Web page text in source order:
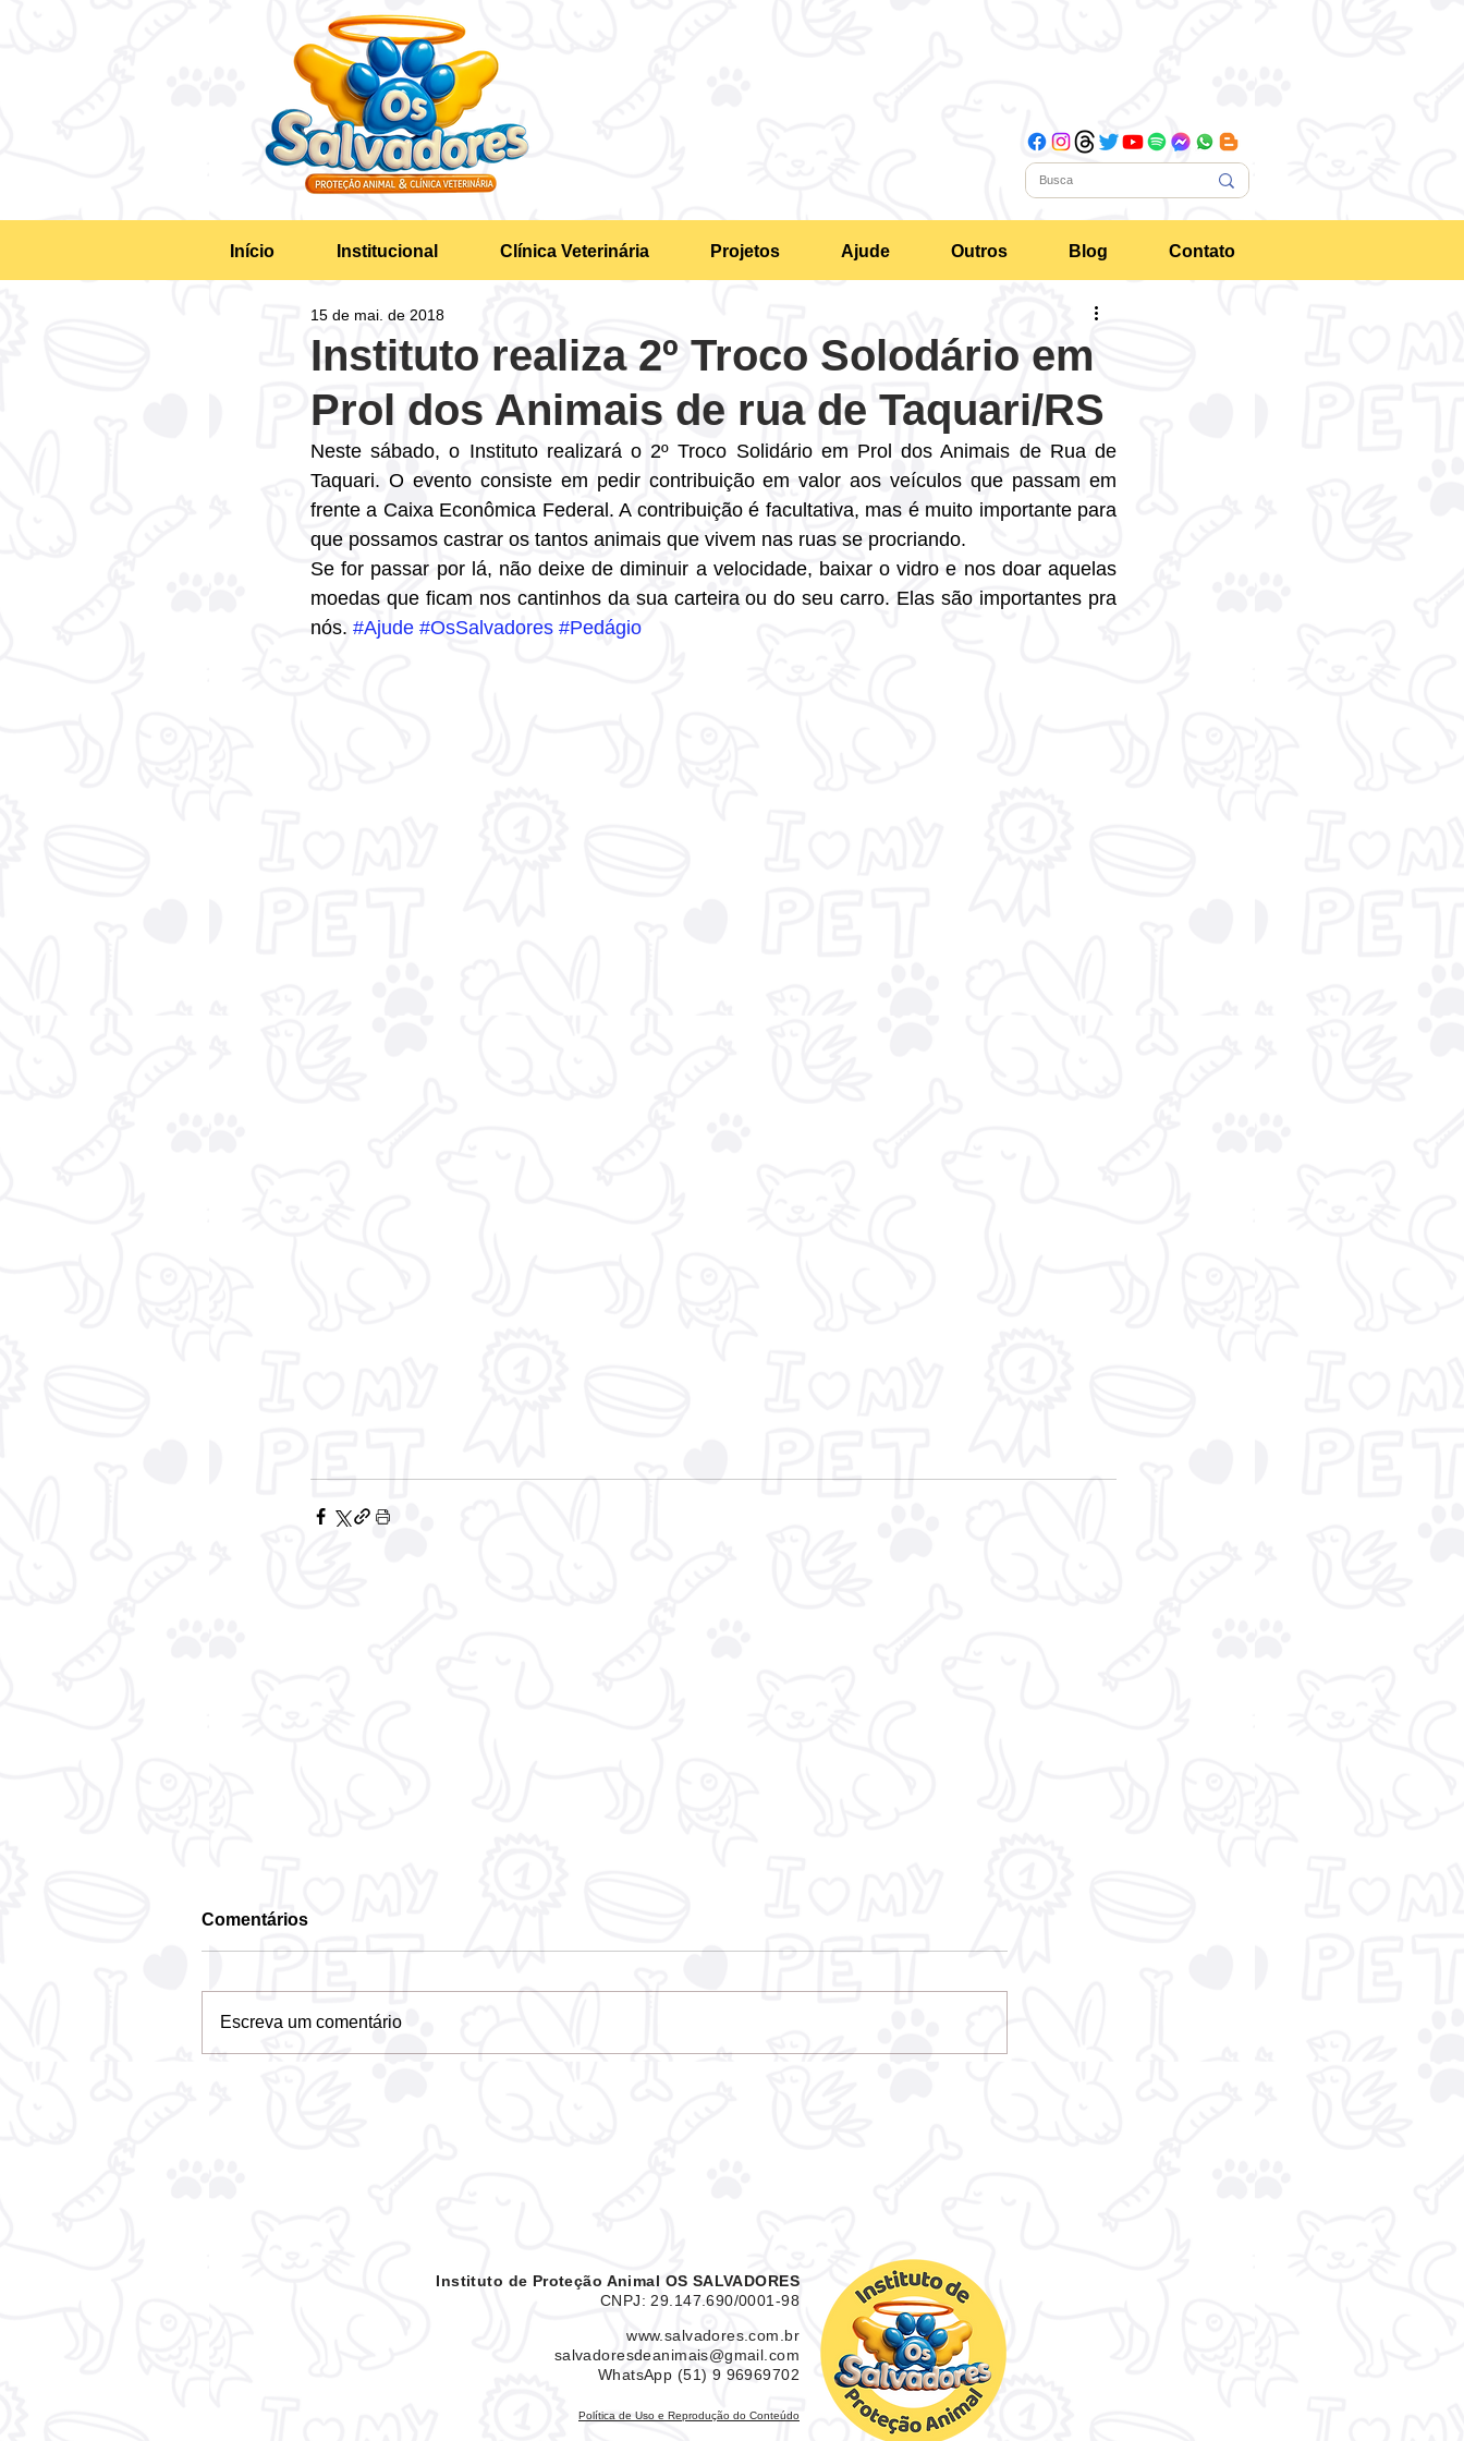
Início Institucional Clínica Veterinária Projetos Ajude Outros Blog Contato
Instituto realiza 2º Troco Solodário em
Prol dos Animais de rua de Taquari/RS
15 de mai. de 2018
Neste sábado, o Instituto realizará o 2º Troco Solidário em Prol dos Animais de Rua de
Taquari. O evento consiste em pedir contribuição em valor aos veículos que passam em
frente a Caixa Econômica Federal. A contribuição é facultativa, mas é muito importante para
que possamos castrar os tantos animais que vivem nas ruas se procriando.
Se for passar por lá, não deixe de diminuir a velocidade, baixar o vidro e nos doar aquelas
moedas que ficam nos cantinhos da sua carteira ou do seu carro. Elas são importantes pra
nós. #Ajude #OsSalvadores #Pedágio
Comentários
Escreva um comentário
Instituto de Proteção Animal OS SALVADORES
CNPJ: 29.147.690/0001-98
www.salvadores.com.br
salvadoresdeanimais@gmail.com
WhatsApp (51) 9 96969702
Política de Uso e Reprodução do Conteúdo